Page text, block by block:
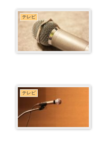
テレビ
テレビ